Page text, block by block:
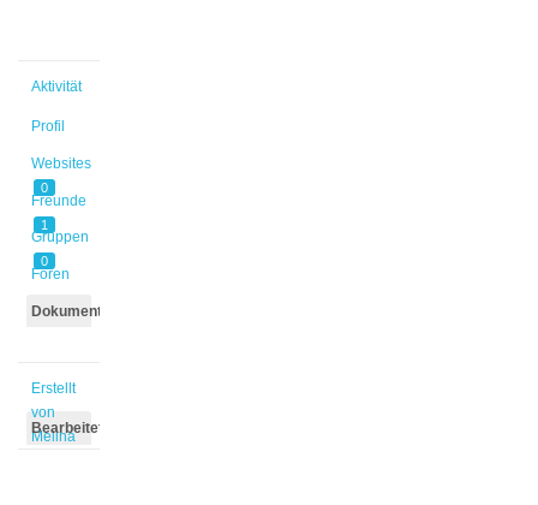
Aktivität
Profil
Websites
0
Freunde
1
Gruppen
0
Foren
Dokumente
Erstellt
von
Melina
Bearbeitet